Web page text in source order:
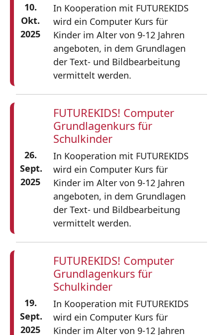
10.
Okt.
2025
In Kooperation mit FUTUREKIDS
wird ein Computer Kurs für
Kinder im Alter von 9-12 Jahren
angeboten, in dem Grundlagen
der Text- und Bildbearbeitung
vermittelt werden.
26.
Sept.
2025
FUTUREKIDS! Computer
Grundlagenkurs für
Schulkinder
In Kooperation mit FUTUREKIDS
wird ein Computer Kurs für
Kinder im Alter von 9-12 Jahren
angeboten, in dem Grundlagen
der Text- und Bildbearbeitung
vermittelt werden.
19.
Sept.
2025
FUTUREKIDS! Computer
Grundlagenkurs für
Schulkinder
In Kooperation mit FUTUREKIDS
wird ein Computer Kurs für
Kinder im Alter von 9-12 Jahren